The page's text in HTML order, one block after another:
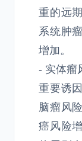
重的远
系统肿
增加。
- 实体瘤
重要诱
脑瘤风
癌风险